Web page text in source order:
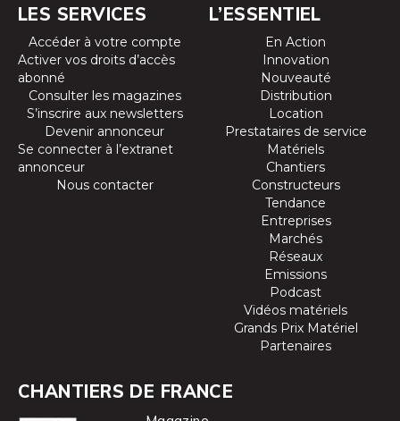
LES SERVICES
Accéder à votre compte
Activer vos droits d’accès
abonné
Consulter les magazines
S’inscrire aux newsletters
Devenir annonceur
Se connecter à l’extranet
annonceur
Nous contacter
L’ESSENTIEL
En Action
Innovation
Nouveauté
Distribution
Location
Prestataires de service
Matériels
Chantiers
Constructeurs
Tendance
Entreprises
Marchés
Réseaux
Emissions
Podcast
Vidéos matériels
Grands Prix Matériel
Partenaires
CHANTIERS DE FRANCE